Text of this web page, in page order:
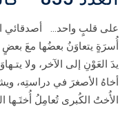
على قلبٍ واحد… أصدقائي
أُسرَةٍ يتعاوَنُ بعضُها معَ بعضٍ
يدَ العَوْنِ إلى الآخر، ولا
أخاهُ الأصغرَ في دراستِه،
الأُختُ الكُبرى تُعامِلُ